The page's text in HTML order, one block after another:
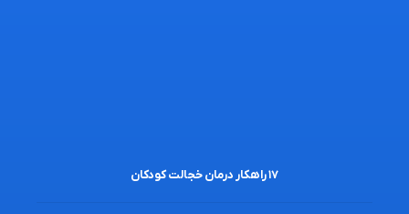
۱۷ راهکار درمان خجالت کودکان